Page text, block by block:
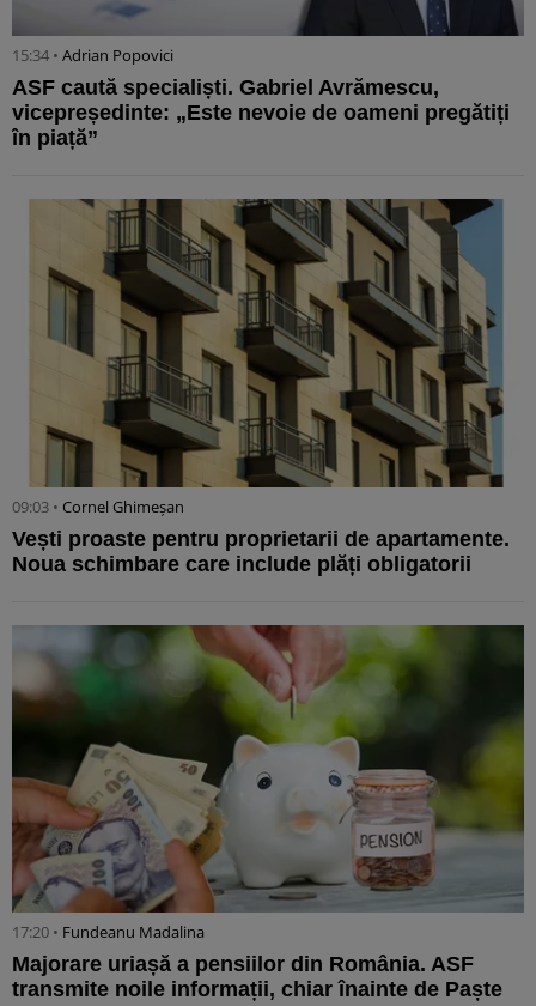
15:34 • Adrian Popovici
ASF caută specialiști. Gabriel Avrămescu,
vicepreședinte: „Este nevoie de oameni pregătiți
în piață”
09:03 • Cornel Ghimeșan
Vești proaste pentru proprietarii de apartamente.
Noua schimbare care include plăți obligatorii
17:20 • Fundeanu Madalina
Majorare uriașă a pensiilor din România. ASF
transmite noile informații, chiar înainte de Paște